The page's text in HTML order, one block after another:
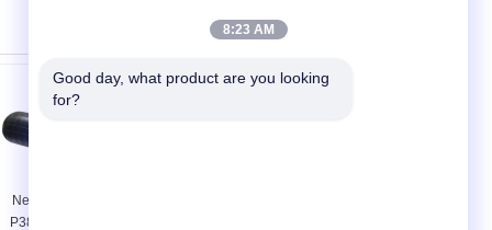
Nesil II 4.0 ve 4.6
P38a Land Rover
8:23 AM
Good day, what product are you looking
for?